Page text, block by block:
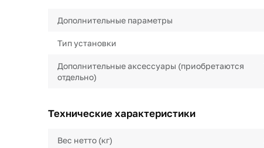
Дополнительные параметры
Тип установки
Дополнительные аксессуары (приобретаются
отдельно)
Технические характеристики
Вес нетто (кг)